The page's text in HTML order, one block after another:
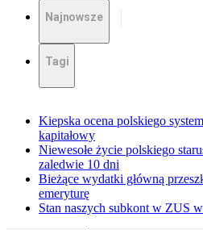
Najnowsze
Tagi
Kiepska ocena polskiego
kapitałowy
Niewesołe życie polskiego
zaledwie 10 dni
Bieżące wydatki główną
emeryturę
Stan naszych subkont w ZUS